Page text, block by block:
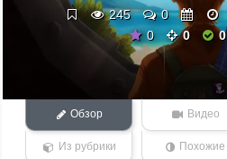
245 0
0
0 0
Обзор Видео
Из рубрики Похожие